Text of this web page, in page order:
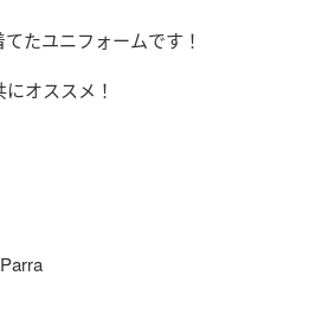
たユニフォームです！
オススメ！